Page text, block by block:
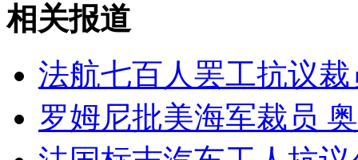
无痛分娩是否安全 医生回应
外交部：反对强权政治霸凌主义
相关报道
法航七百人罢工抗议裁
罗姆尼批美海军裁员